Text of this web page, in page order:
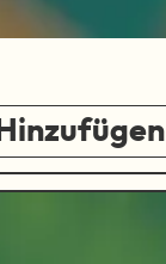
Hinzufügen